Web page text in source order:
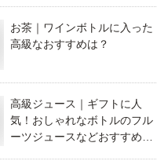
お茶｜ワインボトルに入った
高級なおすすめは？
高級ジュース｜ギフトに人
気！おしゃれなボトルのフル
ーツジュースなどおすすめ